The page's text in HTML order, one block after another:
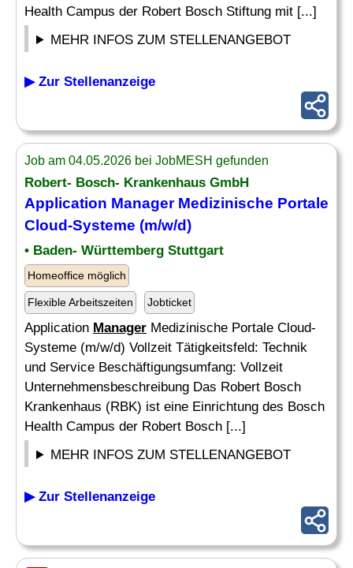
Health Campus der Robert Bosch Stiftung mit [...]
MEHR INFOS ZUM STELLENANGEBOT
▶ Zur Stellenanzeige
Job am 04.05.2026 bei JobMESH gefunden
Robert- Bosch- Krankenhaus GmbH
Application ManagerMedizinische Portale
Cloud-Systeme (m/w/d)
• Baden- Württemberg Stuttgart
Homeoffice möglich
Flexible Arbeitszeiten Jobticket
Application Manager Medizinische Portale Cloud-
Systeme (m/w/d) Vollzeit Tätigkeitsfeld: Technik
und Service Beschäftigungsumfang: Vollzeit
Unternehmensbeschreibung Das Robert Bosch
Krankenhaus (RBK) ist eine Einrichtung des Bosch
Health Campus der Robert Bosch [...]
MEHR INFOS ZUM STELLENANGEBOT
▶ Zur Stellenanzeige